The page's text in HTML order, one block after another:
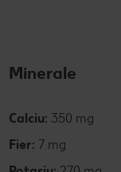
Minerale
Calciu: 350 mg
Fier: 7 mg